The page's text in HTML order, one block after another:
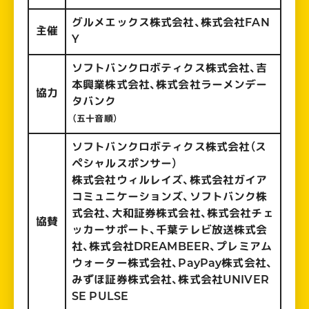
主催
グルメエックス株式会社、株式会社FAN
Y
協力
ソフトバンクロボティクス株式会社、吉
本興業株式会社、株式会社ラーメンデー
タバンク
（五十音順）
協賛
ソフトバンクロボティクス株式会社（ス
ペシャルスポンサー）
株式会社ウィルレイズ、株式会社ガイア
コミュニケーションズ、ソフトバンク株
式会社、大和証券株式会社、株式会社チェ
ッカーサポート、千葉テレビ放送株式会
社、株式会社DREAMBEER、プレミアム
ウォーター株式会社、PayPay株式会社、
みずほ証券株式会社、株式会社UNIVER
SE PULSE